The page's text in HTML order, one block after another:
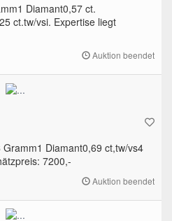
Diamant0,57 ct.
ct.tw/vsi. Expertise liegt
Auktion beendet
Diamant0,69 ct,tw/vs4
7200,-
Auktion beendet